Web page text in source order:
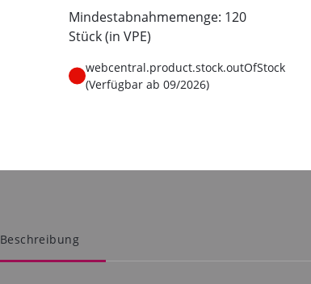
Mindestabnahmemenge: 120
Stück (in VPE)
webcentral.product.stock.outOfStock
(Verfügbar ab 09/2026)
Beschreibung